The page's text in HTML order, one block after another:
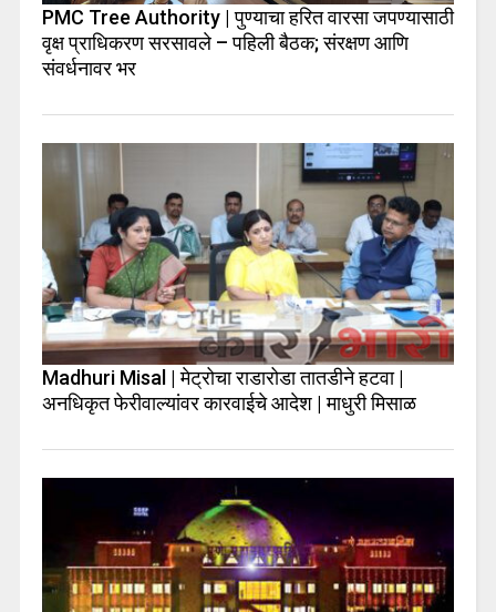
PMC Tree Authority | पुण्याचा हरित वारसा जपण्यासाठी
वृक्ष प्राधिकरण सरसावले – पहिली बैठक; संरक्षण आणि
संवर्धनावर भर
Madhuri Misal | मेट्रोचा राडारोडा तातडीने हटवा |
अनधिकृत फेरीवाल्यांवर कारवाईचे आदेश | माधुरी मिसाळ